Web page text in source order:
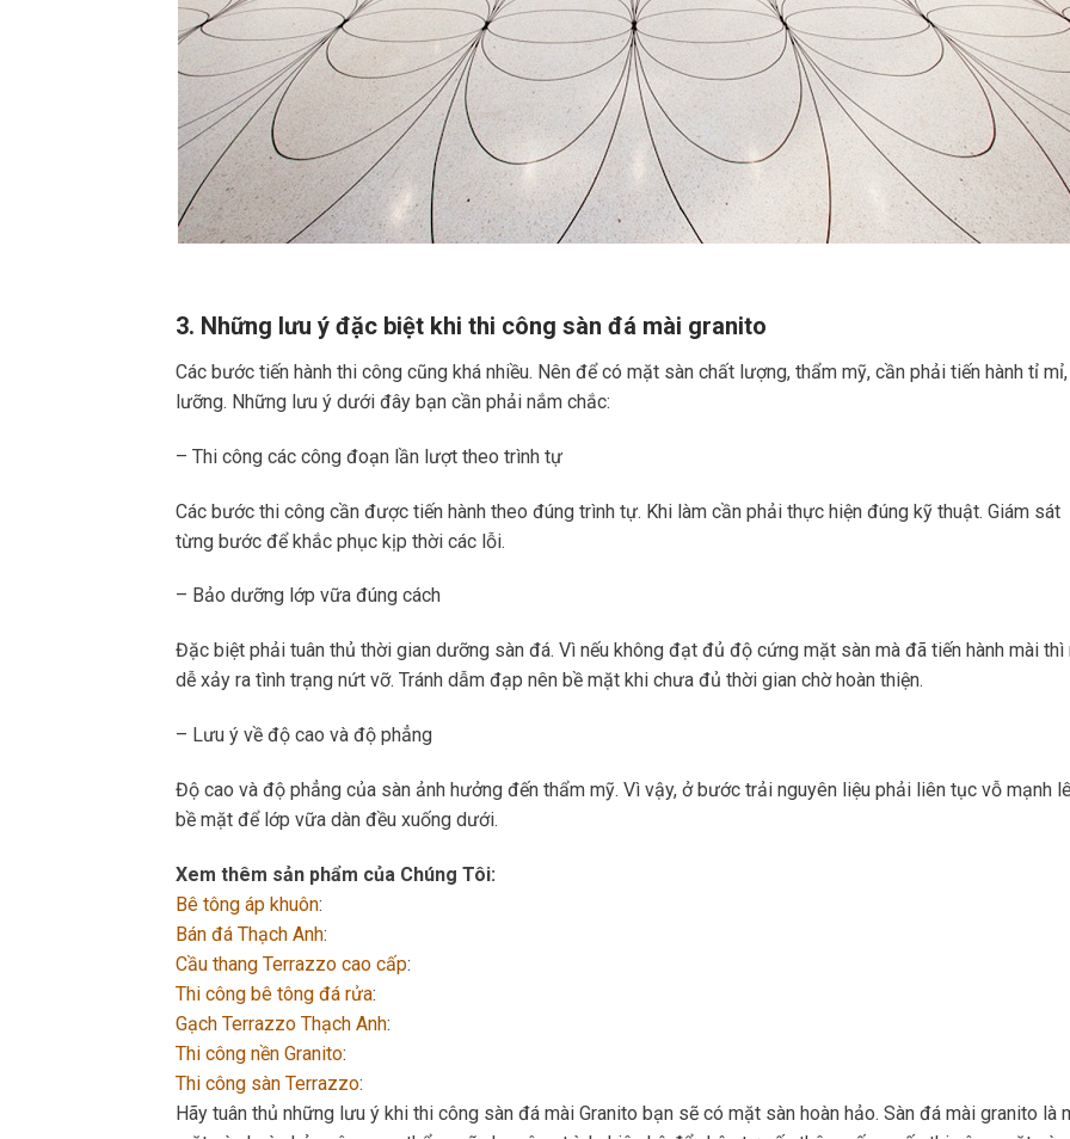
3. Những lưu ý đặc biệt khi thi công sàn đá mài granito
Các bước tiến hành thi công cũng khá nhiều. Nên để có mặt sàn chất lượng, thẩm mỹ, cần phải tiến hành tỉ
lưỡng. Những lưu ý dưới đây bạn cần phải nắm chắc:
– Thi công các công đoạn lần lượt theo trình tự
Các bước thi công cần được tiến hành theo đúng trình tự. Khi làm cần phải thực hiện đúng kỹ thuật. Giám sát
từng bước để khắc phục kịp thời các lỗi.
– Bảo dưỡng lớp vữa đúng cách
Đặc biệt phải tuân thủ thời gian dưỡng sàn đá. Vì nếu không đạt đủ độ cứng mặt sàn mà đã tiến hành mài thì
dễ xảy ra tình trạng nứt vỡ. Tránh dẫm đạp nên bề mặt khi chưa đủ thời gian chờ hoàn thiện.
– Lưu ý về độ cao và độ phẳng
Độ cao và độ phẳng của sàn ảnh hưởng đến thẩm mỹ. Vì vậy, ở bước trải nguyên liệu phải liên tục vỗ mạnh
bề mặt để lớp vữa dàn đều xuống dưới.
Xem thêm sản phẩm của Chúng Tôi:
Bê tông áp khuôn:
Bán đá Thạch Anh:
Cầu thang Terrazzo cao cấp:
Thi công bê tông đá rửa:
Gạch Terrazzo Thạch Anh:
Thi công nền Granito:
Thi công sàn Terrazzo:
Hãy tuân thủ những lưu ý khi thi công sàn đá mài Granito bạn sẽ có mặt sàn hoàn hảo. Sàn đá mài granito là